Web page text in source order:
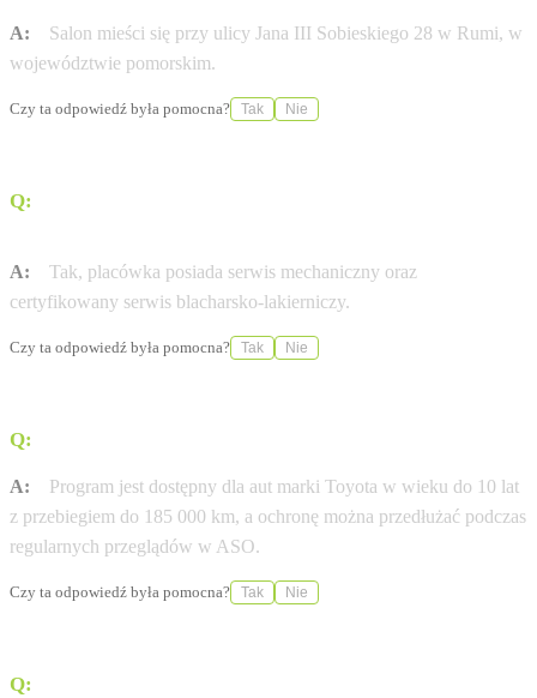
A:
Salon mieści się przy ulicy Jana III Sobieskiego 28 w Rumi, w
województwie pomorskim.
Czy ta odpowiedź była pomocna? Tak Nie
Q:
A:
Tak, placówka posiada serwis mechaniczny oraz
certyfikowany serwis blacharsko-lakierniczy.
Czy ta odpowiedź była pomocna? Tak Nie
Q:
A:
Program jest dostępny dla aut marki Toyota w wieku do 10 lat
z przebiegiem do 185 000 km, a ochronę można przedłużać podczas
regularnych przeglądów w ASO.
Czy ta odpowiedź była pomocna? Tak Nie
Q: